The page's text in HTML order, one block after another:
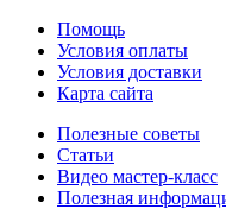
Помощь
Условия оплаты
Условия доставки
Карта сайта
Полезные советы
Статьи
Видео мастер-класс
Полезная